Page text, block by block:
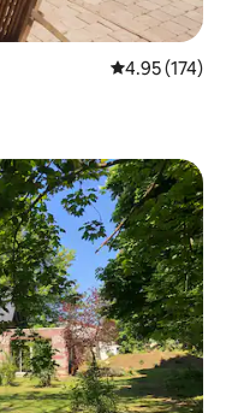
レビュー174
4.95 (174)